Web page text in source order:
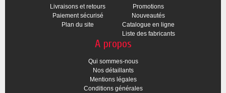
Livraisons et retours
Paiement sécurisé
Plan du site
Promotions
Nouveautés
Catalogue en ligne
Liste des fabricants
A propos
Qui sommes-nous
Nos détaillants
Mentions légales
Conditions générales